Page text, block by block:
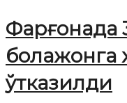
Фарғонада
болажонга
ўтказилди